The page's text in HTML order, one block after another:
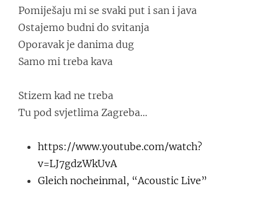
Pomiješaju mi se svaki put i san i java
Ostajemo budni do svitanja
Oporavak je danima dug
Samo mi treba kava
Stizem kad ne treba
Tu pod svjetlima Zagreba…
https://www.youtube.com/watch?
v=LJ7gdzWkUvA
Gleich nocheinmal, “Acoustic Live”